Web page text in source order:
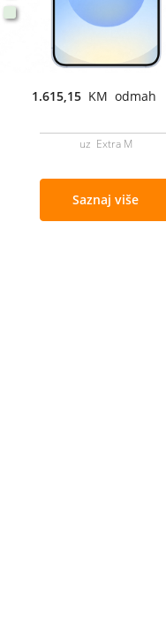
1.615,15 KM odmah
uz Extra M
Saznaj više